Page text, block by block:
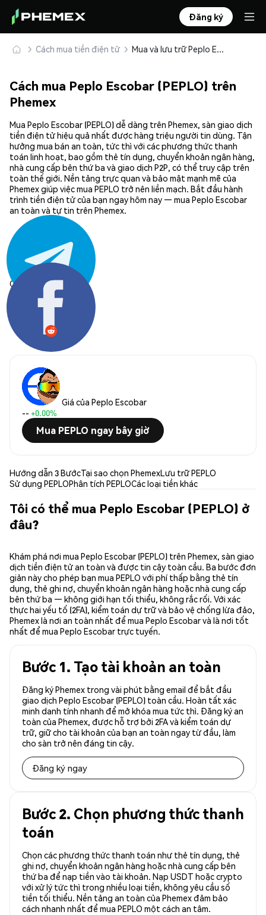
Đăng ký
Cách mua tiền điện tử Mua và lưu trữ Peplo Escobar (PEPLO) an toàn
Cách mua Peplo Escobar (PEPLO) trên
Phemex
Mua Peplo Escobar (PEPLO) dễ dàng trên Phemex, sàn giao dịch
tiền điện tử hiệu quả nhất được hàng triệu người tin dùng. Tận
hưởng mua bán an toàn, tức thì với các phương thức thanh
toán linh hoạt, bao gồm thẻ tín dụng, chuyển khoản ngân hàng,
nhà cung cấp bên thứ ba và giao dịch P2P, có thể truy cập trên
toàn thế giới. Nền tảng trực quan và bảo mật mạnh mẽ của
Phemex giúp việc mua PEPLO trở nên liền mạch. Bắt đầu hành
trình tiền điện tử của bạn ngay hôm nay — mua Peplo Escobar
an toàn và tự tin trên Phemex.
Chia sẻ:
Giá của Peplo Escobar
-- +0.00%
Mua PEPLO ngay bây giờ
Hướng dẫn 3 BướcTại sao chọn PhemexLưu trữ PEPLO
Sử dụng PEPLOPhân tích PEPLOCác loại tiền khác
Tôi có thể mua Peplo Escobar (PEPLO) ở
đâu?
Khám phá nơi mua Peplo Escobar (PEPLO) trên Phemex, sàn giao
dịch tiền điện tử an toàn và được tin cậy toàn cầu. Ba bước đơn
giản này cho phép bạn mua PEPLO với phí thấp bằng thẻ tín
dụng, thẻ ghi nợ, chuyển khoản ngân hàng hoặc nhà cung cấp
bên thứ ba — không giới hạn tối thiểu, không rắc rối. Với xác
thực hai yếu tố (2FA), kiểm toán dự trữ và bảo vệ chống lừa đảo,
Phemex là nơi an toàn nhất để mua Peplo Escobar và là nơi tốt
nhất để mua Peplo Escobar trực tuyến.
Bước 1. Tạo tài khoản an toàn
Đăng ký Phemex trong vài phút bằng email để bắt đầu
giao dịch Peplo Escobar (PEPLO) toàn cầu. Hoàn tất xác
minh danh tính nhanh để mở khóa mua tức thì. Đăng ký an
toàn của Phemex, được hỗ trợ bởi 2FA và kiểm toán dự
trữ, giữ cho tài khoản của bạn an toàn ngay từ đầu, làm
cho sàn trở nên đáng tin cậy.
Đăng ký ngay
Bước 2. Chọn phương thức thanh
toán
Chọn các phương thức thanh toán như thẻ tín dụng, thẻ
ghi nợ, chuyển khoản ngân hàng hoặc nhà cung cấp bên
thứ ba để nạp tiền vào tài khoản. Nạp USDT hoặc crypto
với xử lý tức thì trong nhiều loại tiền, không yêu cầu số
tiền tối thiểu. Nền tảng an toàn của Phemex đảm bảo
cách nhanh nhất để mua PEPLO một cách an tâm.